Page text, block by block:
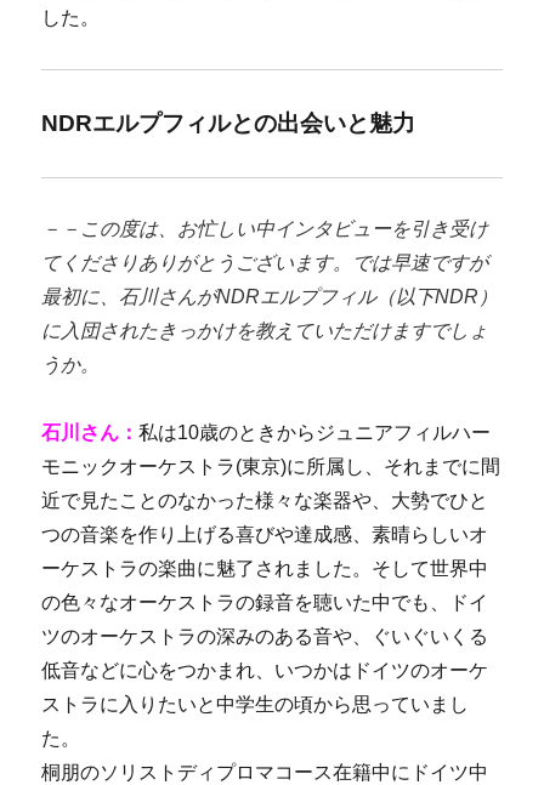
した。
NDRエルプフィルとの出会いと魅力
－－この度は、お忙しい中インタビューを引き受け
てくださりありがとうございます。では早速ですが
最初に、石川さんがNDRエルプフィル（以下NDR）
に入団されたきっかけを教えていただけますでしょ
うか。
石川さん：私は10歳のときからジュニアフィルハー
モニックオーケストラ(東京)に所属し、それまでに間
近で見たことのなかった様々な楽器や、大勢でひと
つの音楽を作り上げる喜びや達成感、素晴らしいオ
ーケストラの楽曲に魅了されました。そして世界中
の色々なオーケストラの録音を聴いた中でも、ドイ
ツのオーケストラの深みのある音や、ぐいぐいくる
低音などに心をつかまれ、いつかはドイツのオーケ
ストラに入りたいと中学生の頃から思っていまし
た。
桐朋のソリストディプロマコース在籍中にドイツ中